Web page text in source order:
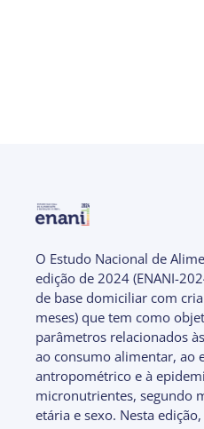
O Estudo Nacional de
edição de 2024 (ENANI-
de base domiciliar com
meses) que tem como
parâmetros relacionados
ao consumo alimentar, ao
antropométrico e à
micronutrientes, segundo
etária e sexo. Nesta